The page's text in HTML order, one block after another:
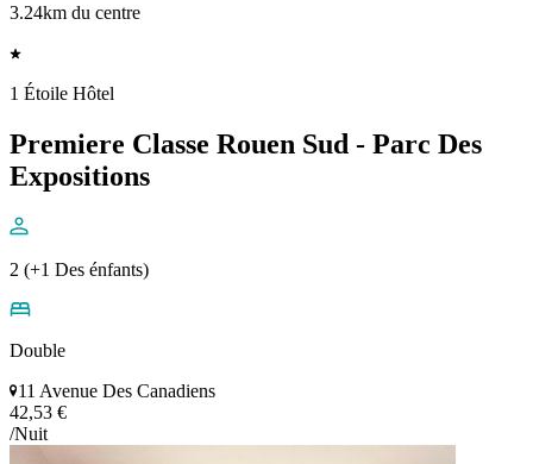
3.24km du centre
1 Étoile Hôtel
Premiere Classe Rouen Sud - Parc Des
Expositions
2 (+1 Des énfants)
Double
11 Avenue Des Canadiens
42,53 €
/Nuit